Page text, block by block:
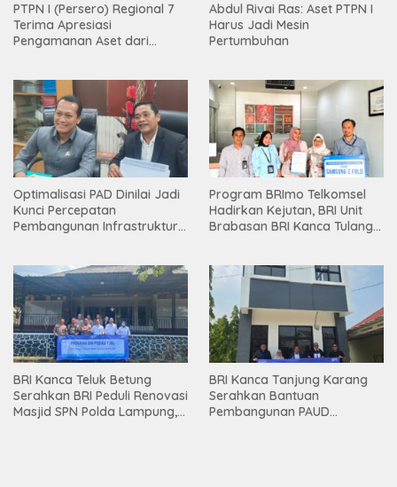
PTPN I (Persero) Regional 7
Terima Apresiasi
Pengamanan Aset dari
Abdul Rivai Ras: Aset PTPN I
Harus Jadi Mesin
Pertumbuhan
Optimalisasi PAD Dinilai Jadi
Kunci Percepatan
Pembangunan Infrastruktur
Program BRImo Telkomsel
Hadirkan Kejutan, BRI Unit
Brabasan BRI Kanca Tulang
Mesuji
BRI Kanca Teluk Betung
Serahkan BRI Peduli Renovasi
Masjid SPN Polda Lampung,
BRI Kanca Tanjung Karang
Serahkan Bantuan
Pembangunan PAUD